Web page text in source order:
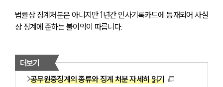
법률상 징계처분은 아니지만 1년간 인사기록카드에 등재되어 사실
상 징계에 준하는 불이익이 따릅니다.
더보기
공무원중징계의 종류와 징계 처분 자세히 읽기